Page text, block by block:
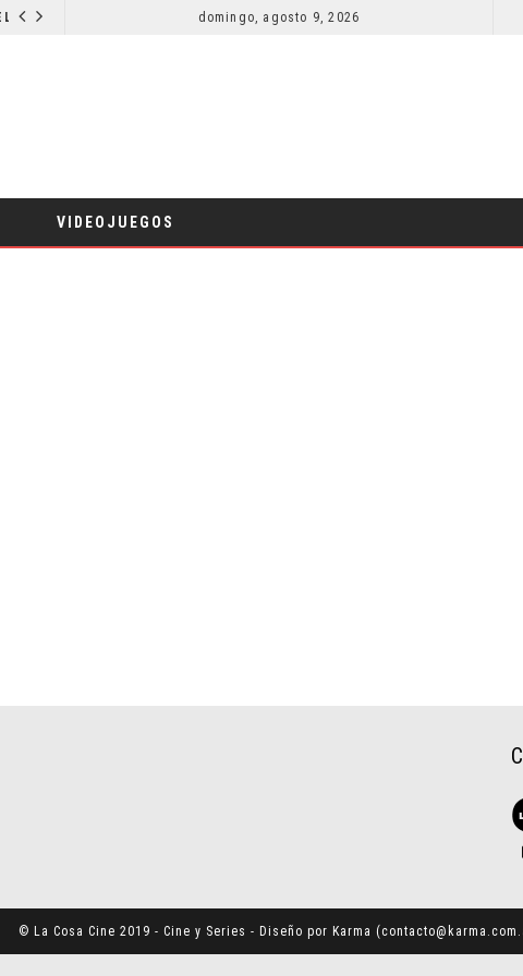
CINE
domingo, agosto 9, 2026
VIDEOJUEGOS
© La Cosa Cine 2019 - Cine y Series - Diseño por Karma (